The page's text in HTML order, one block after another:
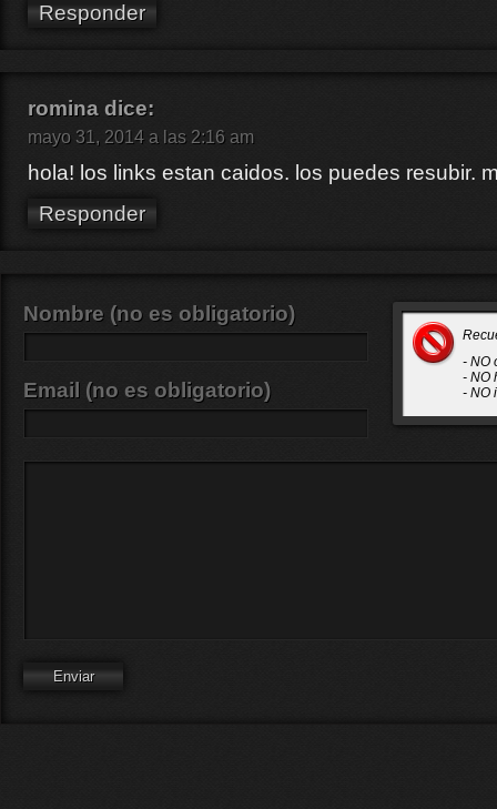
Responder
romina dice:
mayo 31, 2014 a las 2:16 am
hola! los links estan caidos. los puedes resubir.
Responder
- NO
- NO
- NO
Nombre (no es obligatorio)
Email (no es obligatorio)